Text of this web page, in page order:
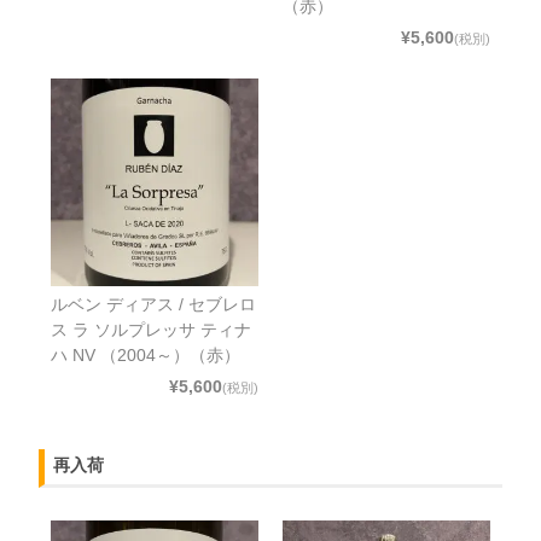
（赤）
¥5,600(税別)
ルベン ディアス / セブレロ
ス ラ ソルプレッサ ティナ
ハ NV （2004～）（赤）
¥5,600(税別)
再入荷